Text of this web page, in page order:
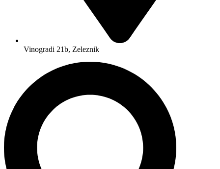
Vinogradi 21b, Zeleznik